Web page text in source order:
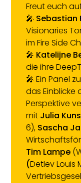
Freut euch
🎤 Sebastian
Visionaries
im Fire Side
🎤 Katelijne
die ihre
🎤 Ein Panel
das
Perspektive
mit Julia
6), Sascha
Tim Lampe
(Detlev Louis